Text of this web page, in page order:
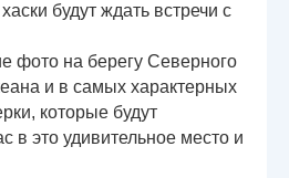
будут ждать встречи с
фото на берегу Северного
и в самых характерных
которые будут
в это удивительное место и